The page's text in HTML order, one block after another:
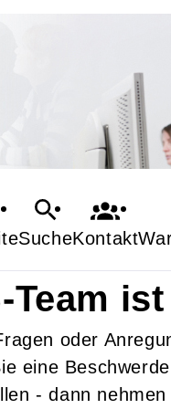
SucheKontakt
Team
oder
eine
- dann